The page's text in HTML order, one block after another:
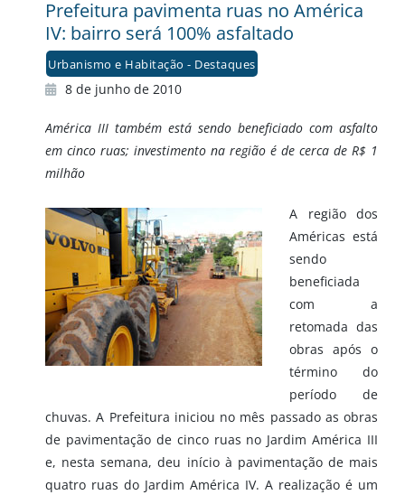
Prefeitura pavimenta ruas no América
IV: bairro será 100% asfaltado
Urbanismo e Habitação - Destaques
8 de junho de 2010
América III também está sendo beneficiado com asfalto
em cinco ruas; investimento na região é de cerca de R$ 1
milhão
A região dos
Américas está
sendo
beneficiada
com a
retomada das
obras após o
término do
período de
chuvas. A Prefeitura iniciou no mês passado as obras
de pavimentação de cinco ruas no Jardim América III
e, nesta semana, deu início à pavimentação de mais
quatro ruas do Jardim América IV. A realização é um